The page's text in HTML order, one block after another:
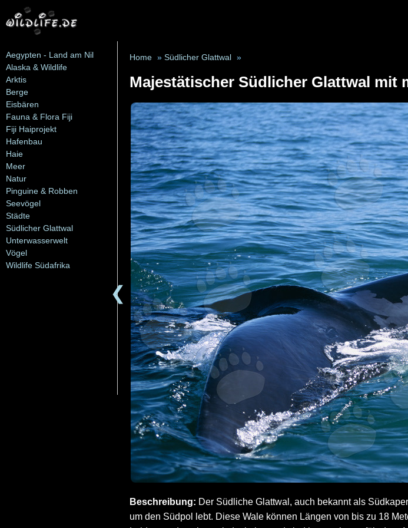
Aegypten - Land am Nil
Alaska & Wildlife
Arktis
Berge
Eisbären
Fauna & Flora Fiji
Fiji Haiprojekt
Hafenbau
Haie
Meer
Natur
Pinguine & Robben
Seevögel
Städte
Südlicher Glattwal
Unterwasserwelt
Vögel
Wildlife Südafrika
Home » Südlicher Glattwal »
Majestätischer Südlicher Glattwal mit
❮
Beschreibung: Der Südliche Glattwal, auch bekannt als
um den Südpol lebt. Diese Wale können Längen von bis zu 18